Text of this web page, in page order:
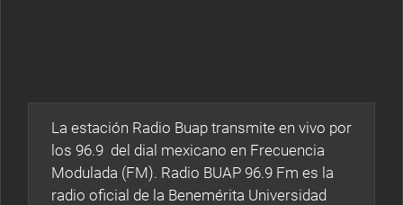
La estación Radio Buap transmite en vivo por
los 96.9 del dial mexicano en Frecuencia
Modulada (FM). Radio BUAP 96.9 Fm es la
radio oficial de la Benemérita Universidad